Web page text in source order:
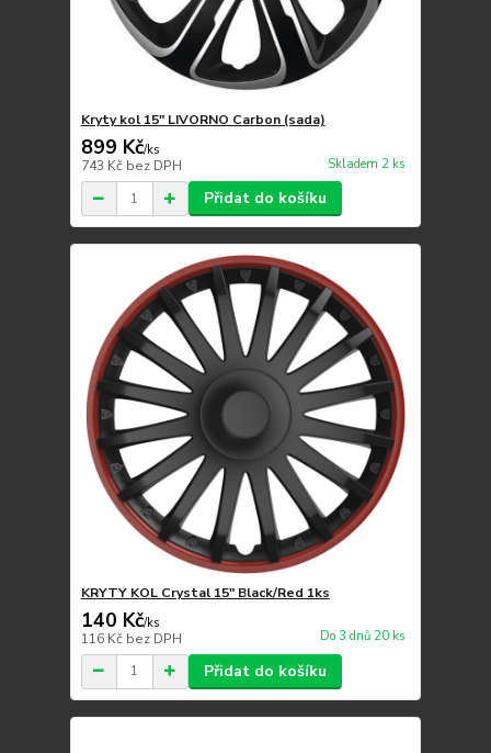
Kryty kol 15" LIVORNO Carbon (sada)
899 Kč/ks
743 Kč bez DPH Skladem 2 ks
Přidat do košíku
KRYTY KOL Crystal 15" Black/Red 1ks
140 Kč/ks
116 Kč bez DPH Do 3 dnů 20 ks
Přidat do košíku